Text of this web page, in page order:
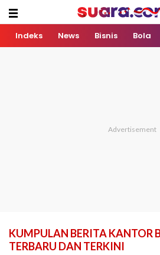
Indeks News Bisnis Bola
KUMPULAN BERITA KANTOR
TERBARU DAN TERKINI